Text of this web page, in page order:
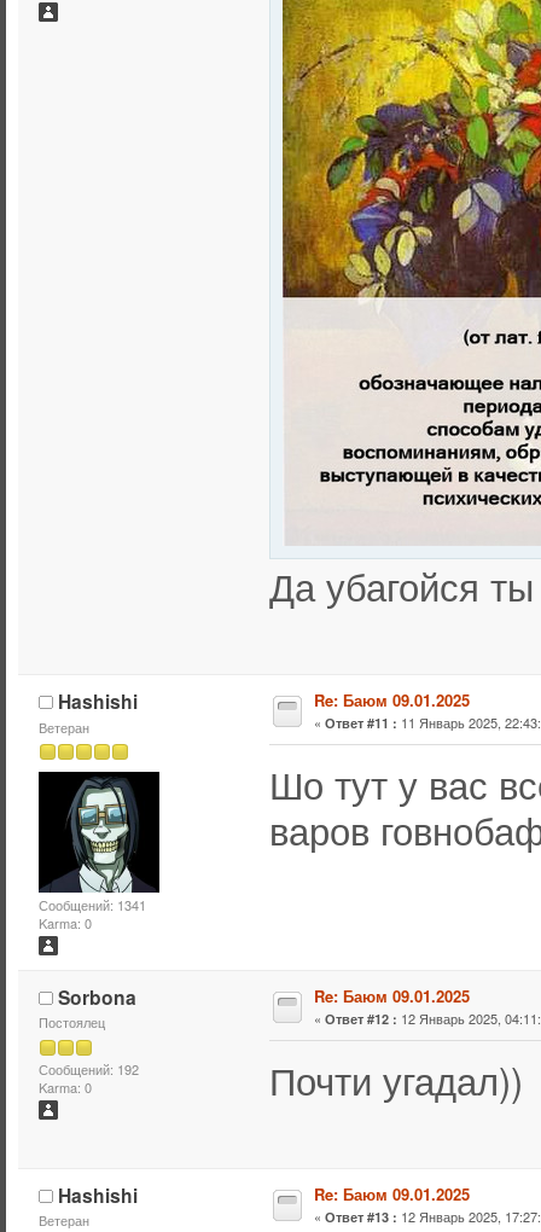
Да убагойся
Hashishi
Ветеран
Сообщений: 1341
Karma: 0
Re: Баюм 09.01.2025
« Ответ #11 : 11 Январь 2025,
Шо тут у вас
варов
Sorbona
Постоялец
Сообщений: 192
Karma: 0
Re: Баюм 09.01.2025
« Ответ #12 : 12 Январь 2025,
Почти угадал))
Hashishi
Ветеран
Re: Баюм 09.01.2025
« Ответ #13 : 12 Январь 2025,